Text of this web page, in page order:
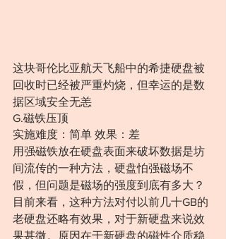
这块哥伦比亚航天飞船中的希捷硬盘被
回收时已经被严重灼烧，但幸运的是数
据区域安全无恙
G.磁铁压顶
实施难度：简单 效果：差
用强磁铁放在硬盘表面来破坏数据是坊
间流传的一种方法，硬盘怕强磁场不
假，但问题是磁场的强度到底有多大？
目前来看，这种方法对付以前几十GB的
老硬盘还略有效果，对于新硬盘来说效
果甚微。原因在于新硬盘的磁性介质稳